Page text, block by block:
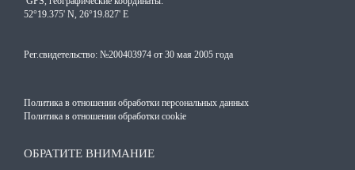
52°19.375' N, 26°19.827' E
Рег.свидетельство: №200403974 от 30 мая 2005 года
Политика в отношении обработки персональных данных
Политика в отношении обработки cookie
ОБРАТИТЕ ВНИМАНИЕ